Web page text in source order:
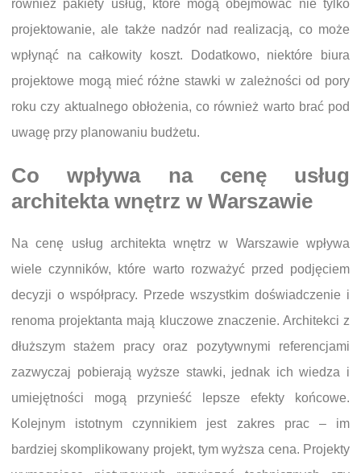
również pakiety usług, które mogą obejmować nie tylko
projektowanie, ale także nadzór nad realizacją, co może
wpłynąć na całkowity koszt. Dodatkowo, niektóre biura
projektowe mogą mieć różne stawki w zależności od pory
roku czy aktualnego obłożenia, co również warto brać pod
uwagę przy planowaniu budżetu.
Co wpływa na cenę usług
architekta wnętrz w Warszawie
Na cenę usług architekta wnętrz w Warszawie wpływa
wiele czynników, które warto rozważyć przed podjęciem
decyzji o współpracy. Przede wszystkim doświadczenie i
renoma projektanta mają kluczowe znaczenie. Architekci z
dłuższym stażem pracy oraz pozytywnymi referencjami
zazwyczaj pobierają wyższe stawki, jednak ich wiedza i
umiejętności mogą przynieść lepsze efekty końcowe.
Kolejnym istotnym czynnikiem jest zakres prac – im
bardziej skomplikowany projekt, tym wyższa cena. Projekty